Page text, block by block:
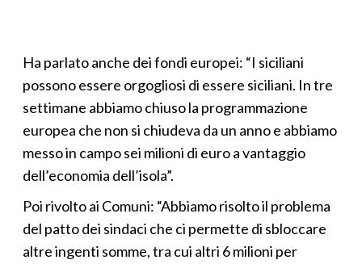
Ha parlato anche dei fondi europei: “I siciliani
possono essere orgogliosi di essere siciliani. In tre
settimane abbiamo chiuso la programmazione
europea che non si chiudeva da un anno e abbiamo
messo in campo sei milioni di euro a vantaggio
dell’economia dell’isola”.
Poi rivolto ai Comuni: “Abbiamo risolto il problema
del patto dei sindaci che ci permette di sbloccare
altre ingenti somme, tra cui altri 6 milioni per